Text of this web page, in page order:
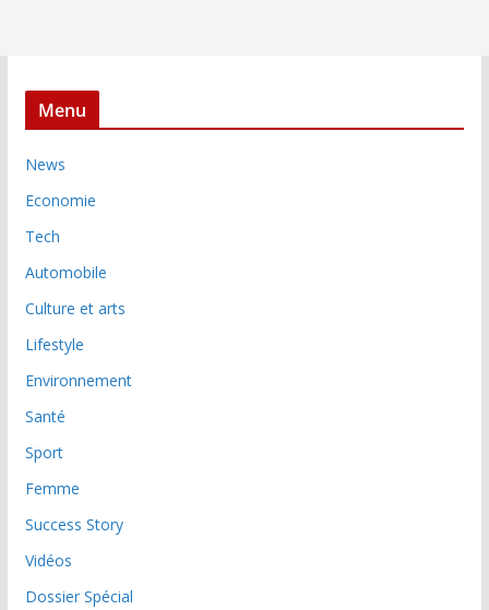
Menu
News
Economie
Tech
Automobile
Culture et arts
Lifestyle
Environnement
Santé
Sport
Femme
Success Story
Vidéos
Dossier Spécial